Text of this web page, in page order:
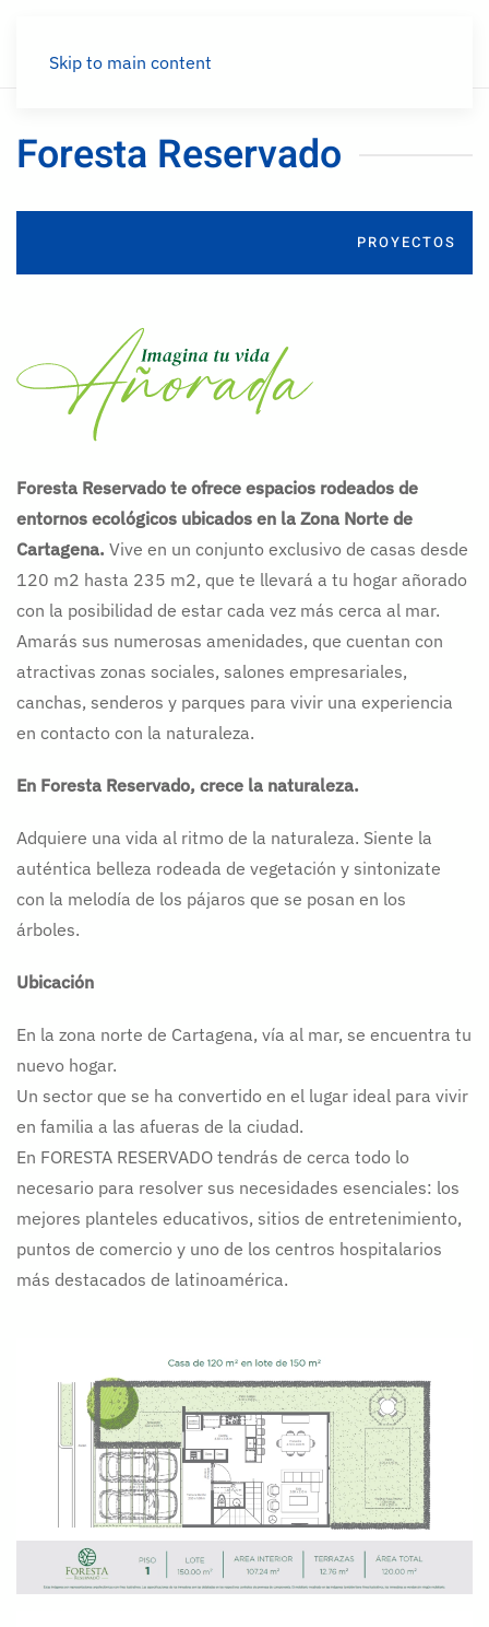
Skip to main content
Foresta Reservado
PROYECTOS
Foresta Reservado te ofrece espacios rodeados de
entornos ecológicos ubicados en la Zona Norte de
Cartagena. Vive en un conjunto exclusivo de casas desde
120 m2 hasta 235 m2, que te llevará a tu hogar añorado
con la posibilidad de estar cada vez más cerca al mar.
Amarás sus numerosas amenidades, que cuentan con
atractivas zonas sociales, salones empresariales,
canchas, senderos y parques para vivir una experiencia
en contacto con la naturaleza.
En Foresta Reservado, crece la naturaleza.
Adquiere una vida al ritmo de la naturaleza. Siente la
auténtica belleza rodeada de vegetación y sintonizate
con la melodía de los pájaros que se posan en los
árboles.
Ubicación
En la zona norte de Cartagena, vía al mar, se encuentra tu
nuevo hogar.
Un sector que se ha convertido en el lugar ideal para vivir
en familia a las afueras de la ciudad.
En FORESTA RESERVADO tendrás de cerca todo lo
necesario para resolver sus necesidades esenciales: los
mejores planteles educativos, sitios de entretenimiento,
puntos de comercio y uno de los centros hospitalarios
más destacados de latinoamérica.